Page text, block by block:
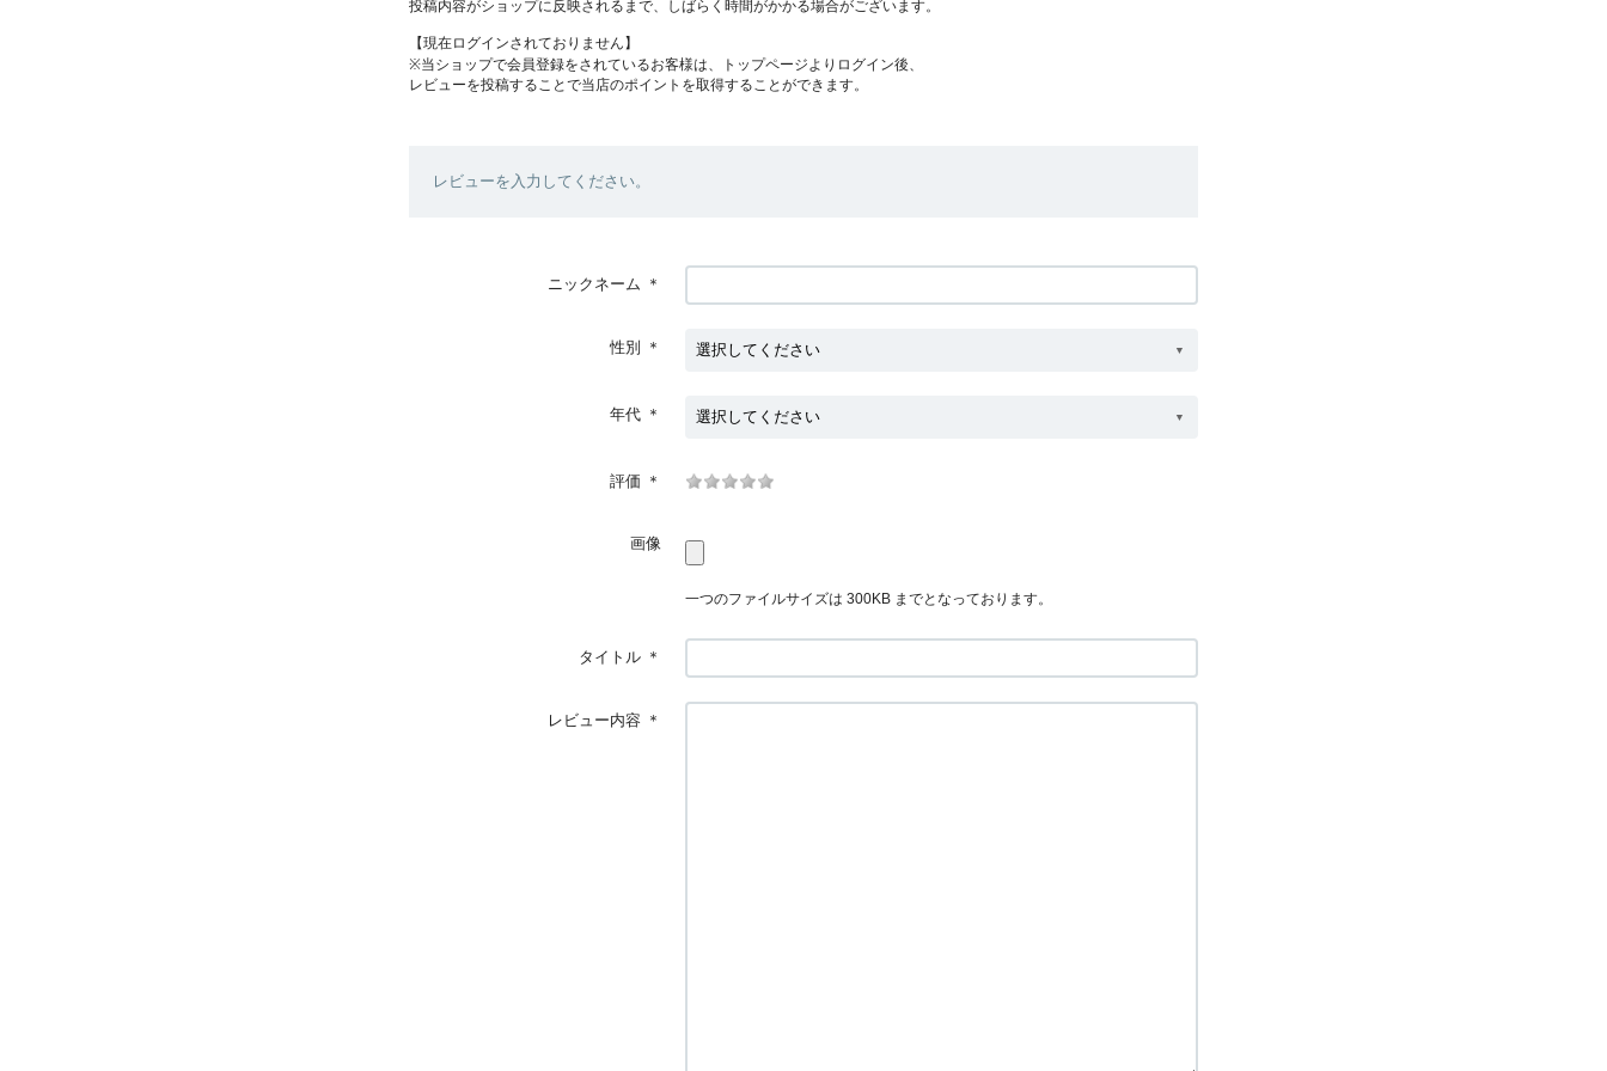
投稿内容がショップに反映されるまで、しばらく時間がかかる場合がございます。
【現在ログインされておりません】
※当ショップで会員登録をされているお客様は、トップページよりログイン後、
レビューを投稿することで当店のポイントを取得することができます。
レビューを入力してください。
ニックネーム ＊
性別 ＊
年代 ＊
評価 ＊
画像
一つのファイルサイズは 300KB までとなっております。
タイトル ＊
レビュー内容 ＊